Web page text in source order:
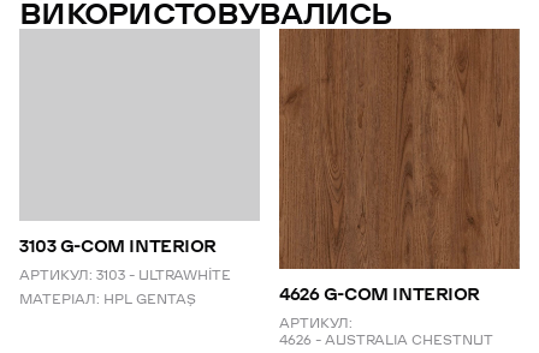
ВИКОРИСТОВУВАЛИСЬ
3103 G-COM INTERIOR
АРТИКУЛ: 3103 – ULTRAWHİTE
МАТЕРІАЛ: HPL GENTAŞ 4626 G-COM INTERIOR
АРТИКУЛ:
4626 – AUSTRALIA CHESTNUT